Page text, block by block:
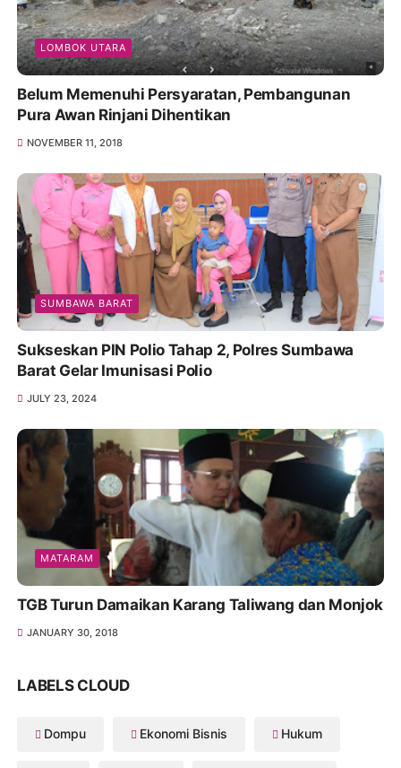
LOMBOK UTARA
Belum Memenuhi Persyaratan, Pembangunan
Pura Awan Rinjani Dihentikan
NOVEMBER 11, 2018
SUMBAWA BARAT
Sukseskan PIN Polio Tahap 2, Polres Sumbawa
Barat Gelar Imunisasi Polio
JULY 23, 2024
MATARAM
TGB Turun Damaikan Karang Taliwang dan Monjok
JANUARY 30, 2018
LABELS CLOUD
Dompu Ekonomi Bisnis Hukum